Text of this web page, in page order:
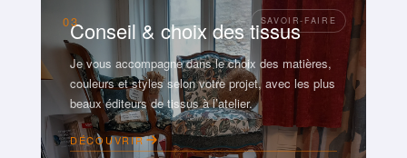
03Conseil & choix des tissus
Je vous accompagne dans le choix des matières,
couleurs et styles selon votre projet, avec les plus
beaux éditeurs de tissus à l’atelier.
DÉCOUVRIR